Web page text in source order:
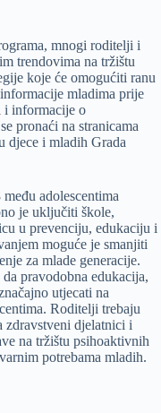
mnogi roditelji i
trendovima na tržištu
koje će omogućiti ranu
mladima prije
i informacije o
pronaći na stranicama
djece i mladih Grada
adolescentima
je uključiti škole,
u prevenciju, edukaciju i
moguće je smanjiti
za mlade generacije.
pravodobna edukacija,
utjecati na
Roditelji trebaju
zdravstveni djelatnici i
na tržištu psihoaktivnih
potrebama mladih.